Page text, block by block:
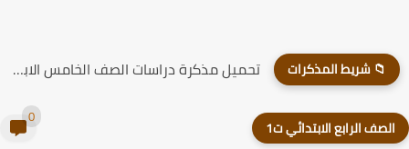
📁 شريط المذكرات تحميل مذكرة دراسات الصف الخامس الابتدائي الترم الاول 2026
الرابع الابتدائي ت1